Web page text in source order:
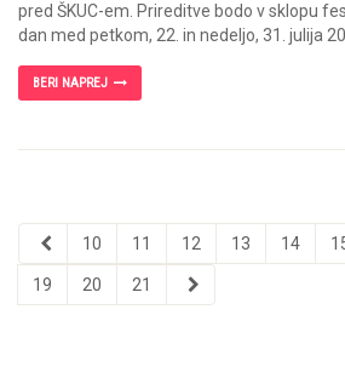
pred ŠKUC-em. Prireditve bodo v sklopu
dan med petkom, 22. in nedeljo, 31. julija
BERI NAPREJ
10 11 12 13 14
19 20 21